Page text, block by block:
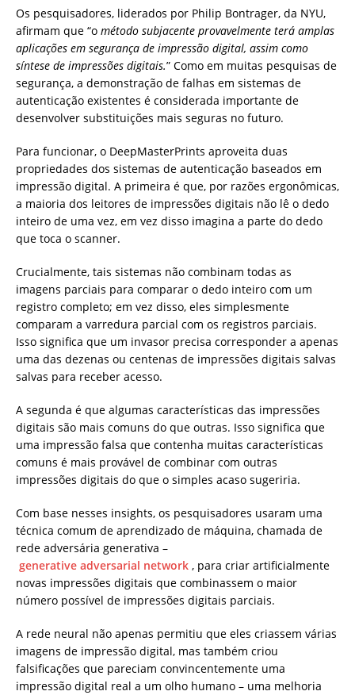
Os pesquisadores, liderados por Philip Bontrager, da NYU,
afirmam que “o método subjacente provavelmente terá amplas
aplicações em segurança de impressão digital, assim como
síntese de impressões digitais.” Como em muitas pesquisas de
segurança, a demonstração de falhas em sistemas de
autenticação existentes é considerada importante de
desenvolver substituições mais seguras no futuro.
Para funcionar, o DeepMasterPrints aproveita duas
propriedades dos sistemas de autenticação baseados em
impressão digital. A primeira é que, por razões ergonômicas,
a maioria dos leitores de impressões digitais não lê o dedo
inteiro de uma vez, em vez disso imagina a parte do dedo
que toca o scanner.
Crucialmente, tais sistemas não combinam todas as
imagens parciais para comparar o dedo inteiro com um
registro completo; em vez disso, eles simplesmente
comparam a varredura parcial com os registros parciais.
Isso significa que um invasor precisa corresponder a apenas
uma das dezenas ou centenas de impressões digitais salvas
salvas para receber acesso.
A segunda é que algumas características das impressões
digitais são mais comuns do que outras. Isso significa que
uma impressão falsa que contenha muitas características
comuns é mais provável de combinar com outras
impressões digitais do que o simples acaso sugeriria.
Com base nesses insights, os pesquisadores usaram uma
técnica comum de aprendizado de máquina, chamada de
rede adversária generativa –
generative adversarial network , para criar artificialmente
novas impressões digitais que combinassem o maior
número possível de impressões digitais parciais.
A rede neural não apenas permitiu que eles criassem várias
imagens de impressão digital, mas também criou
falsificações que pareciam convincentemente uma
impressão digital real a um olho humano – uma melhoria